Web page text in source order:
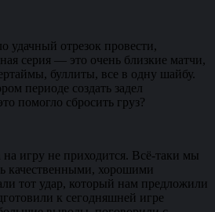
отрезок провести,
серия — это очень близкие матчи,
буллиты, все в одну шайбу.
периоде создать задел
помогло сбросить груз?
игру не приходится. Всё-таки мы
качественными, хорошими
тот удар, который нам предложили
к сегодняшней игре